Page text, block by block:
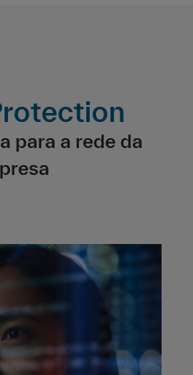
para a rede da